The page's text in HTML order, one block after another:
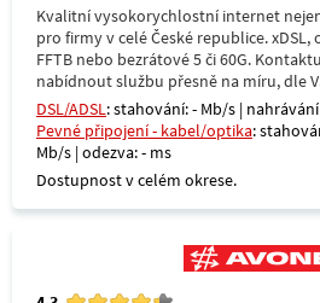
Kvalitní vysokorychlostní internet
pro firmy v celé České republice. xDSL,
FFTB nebo bezrátové 5 či 60G.
nabídnout službu přesně na míru, dle
DSL/ADSL: stahování: - Mb/s |
Pevné připojení - kabel/optika:
Mb/s | odezva: - ms
Dostupnost v celém okrese.